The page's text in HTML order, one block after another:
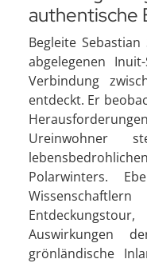
authentische
Begleite
abgelegenen
Verbindung
entdeckt. Er
Ureinwohner
Polarwinters.
Auswirkungen
grönländische